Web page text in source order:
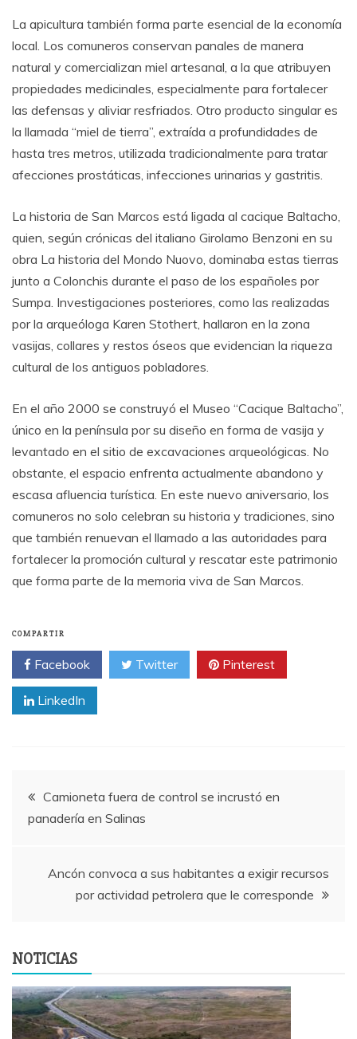
La apicultura también forma parte esencial de la economía
local. Los comuneros conservan panales de manera
natural y comercializan miel artesanal, a la que atribuyen
propiedades medicinales, especialmente para fortalecer
las defensas y aliviar resfriados. Otro producto singular es
la llamada “miel de tierra”, extraída a profundidades de
hasta tres metros, utilizada tradicionalmente para tratar
afecciones prostáticas, infecciones urinarias y gastritis.
La historia de San Marcos está ligada al cacique Baltacho,
quien, según crónicas del italiano Girolamo Benzoni en su
obra La historia del Mondo Nuovo, dominaba estas tierras
junto a Colonchis durante el paso de los españoles por
Sumpa. Investigaciones posteriores, como las realizadas
por la arqueóloga Karen Stothert, hallaron en la zona
vasijas, collares y restos óseos que evidencian la riqueza
cultural de los antiguos pobladores.
En el año 2000 se construyó el Museo “Cacique Baltacho”,
único en la península por su diseño en forma de vasija y
levantado en el sitio de excavaciones arqueológicas. No
obstante, el espacio enfrenta actualmente abandono y
escasa afluencia turística. En este nuevo aniversario, los
comuneros no solo celebran su historia y tradiciones, sino
que también renuevan el llamado a las autoridades para
fortalecer la promoción cultural y rescatar este patrimonio
que forma parte de la memoria viva de San Marcos.
COMPARTIR
Facebook Twitter Pinterest
LinkedIn
Navegación
de
entradas
Camioneta fuera de control se incrustó en
panadería en Salinas
Ancón convoca a sus habitantes a exigir recursos
por actividad petrolera que le corresponde
NOTICIAS